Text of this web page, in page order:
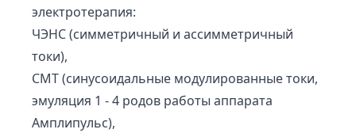
электротерапия:
ЧЭНС (симметричный и ассимметричный
токи),
СМТ (синусоидальные модулированные токи,
эмуляция 1 - 4 родов работы аппарата
Амплипульс),